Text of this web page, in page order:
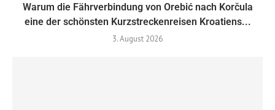
Warum die Fährverbindung von Orebić nach Korčula
eine der schönsten Kurzstreckenreisen Kroatiens...
3. August 2026